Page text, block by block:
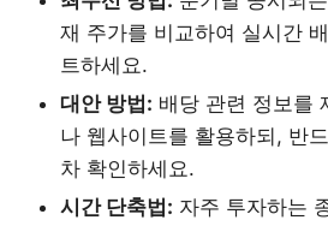
재 주가를 비교하여 실시간
트하세요.
대안 방법: 배당 관련 정보를
나 웹사이트를 활용하되, 반
차 확인하세요.
시간 단축법: 자주 투자하는